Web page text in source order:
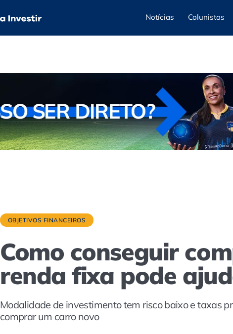
Notícias Colunistas
OBJETIVOS FINANCEIROS
Como conseguir
renda fixa pode
Modalidade de investimento tem risco baixo e taxas
comprar um carro novo